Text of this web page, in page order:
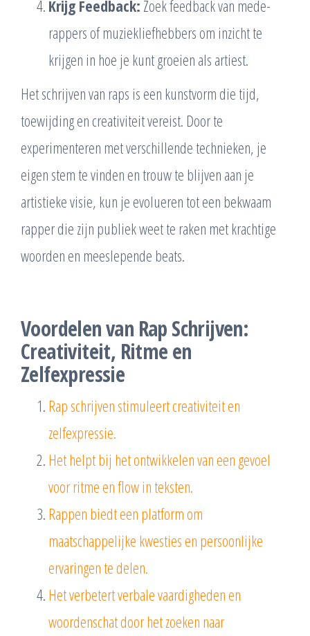
Krijg Feedback: Zoek feedback van mede-
rappers of muziekliefhebbers om inzicht te
krijgen in hoe je kunt groeien als artiest.
Het schrijven van raps is een kunstvorm die tijd,
toewijding en creativiteit vereist. Door te
experimenteren met verschillende technieken, je
eigen stem te vinden en trouw te blijven aan je
artistieke visie, kun je evolueren tot een bekwaam
rapper die zijn publiek weet te raken met krachtige
woorden en meeslepende beats.
Voordelen van Rap Schrijven:
Creativiteit, Ritme en
Zelfexpressie
Rap schrijven stimuleert creativiteit en
zelfexpressie.
Het helpt bij het ontwikkelen van een gevoel
voor ritme en flow in teksten.
Rappen biedt een platform om
maatschappelijke kwesties en persoonlijke
ervaringen te delen.
Het verbetert verbale vaardigheden en
woordenschat door het zoeken naar